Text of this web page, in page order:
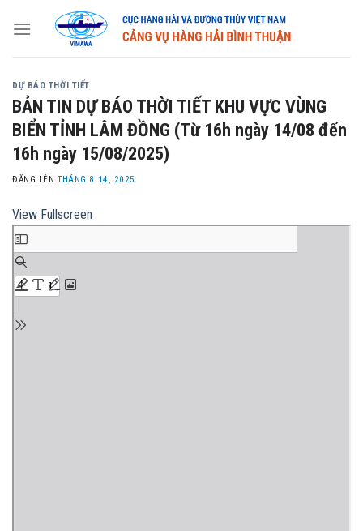
DỰ BÁO THỜI TIẾT
BẢN TIN DỰ BÁO THỜI TIẾT KHU VỰC VÙNG
BIỂN TỈNH LÂM ĐỒNG (Từ 16h ngày 14/08 đến
16h ngày 15/08/2025)
ĐĂNG LÊNTHÁNG 8 14, 2025
View Fullscreen